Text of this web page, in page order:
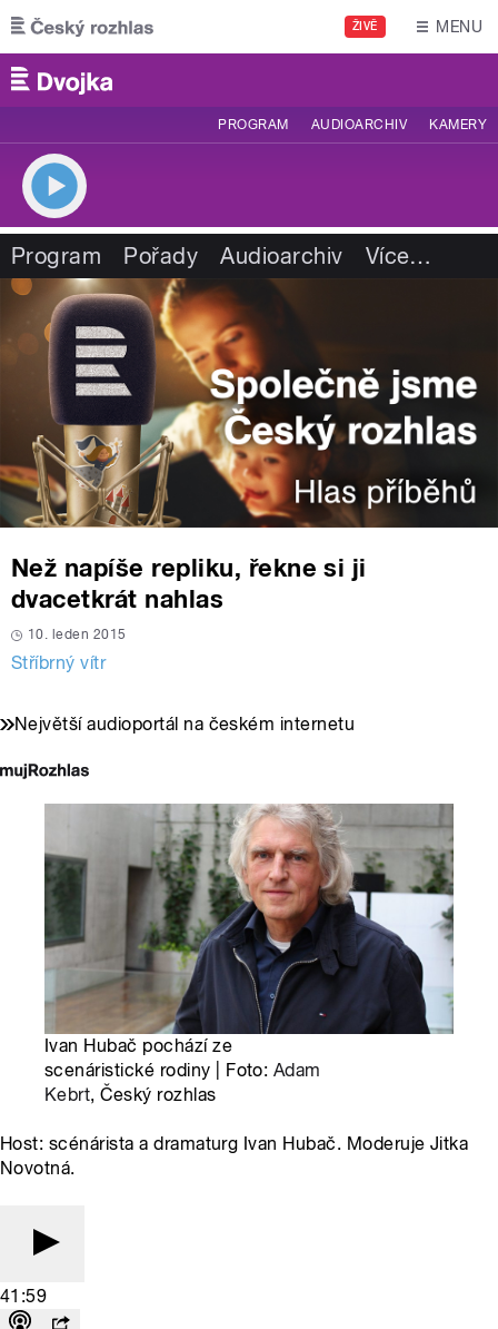
Přejít k hlavnímu obsahu
ŽIVĚ MENU
PROGRAM AUDIOARCHIV KAMERY
Program Pořady Audioarchiv Více…
Než napíše repliku, řekne si ji
dvacetkrát nahlas
10. leden 2015
Stříbrný vítr
Největší audioportál na českém internetu
Ivan Hubač pochází ze
scenáristické rodiny | Foto: Adam
Kebrt, Český rozhlas
Host: scénárista a dramaturg Ivan Hubač. Moderuje Jitka
Novotná.
41:59